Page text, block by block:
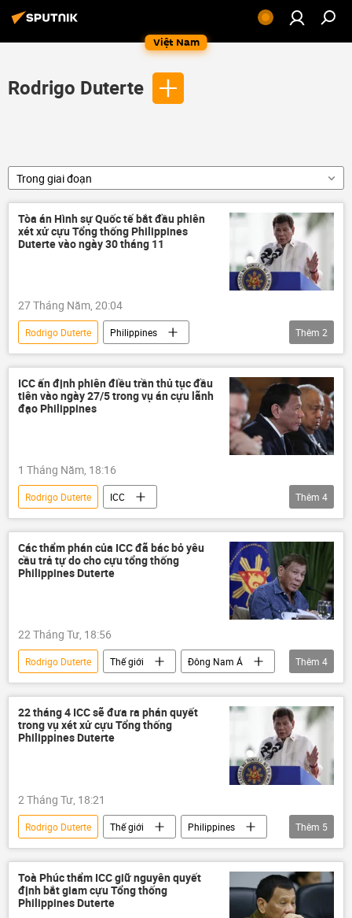
Việt Nam
Rodrigo Duterte
Trong giai đoạn
Tòa án Hình sự Quốc tế bắt đầu phiên
xét xử cựu Tổng thống Philippines
Duterte vào ngày 30 tháng 11
27 Tháng Năm, 20:04
Rodrigo Duterte
Philippines
Tòa án Hình sự Quốc tế (ICC)
Thế giới
Thêm 2
ICC ấn định phiên điều trần thủ tục đầu
tiên vào ngày 27/5 trong vụ án cựu lãnh
đạo Philippines
1 Tháng Năm, 18:16
Rodrigo Duterte
ICC
Tòa án Hình sự Quốc tế (ICC)
Philippines
Thế giới
Chính trị
Thêm 4
Các thẩm phán của ICC đã bác bỏ yêu
cầu trả tự do cho cựu tổng thống
Philippines Duterte
22 Tháng Tư, 18:56
Rodrigo Duterte Thế giới
Đông Nam Á
Philippines
Tòa án Hình sự Quốc tế (ICC)
ICC
Chính trị
Thêm 4
22 tháng 4 ICC sẽ đưa ra phán quyết
trong vụ xét xử cựu Tổng thống
Philippines Duterte
2 Tháng Tư, 18:21
Rodrigo Duterte Thế giới
Philippines
Chính trị
ICC
Tòa án Hình sự Quốc tế (ICC)
xét xử
Pháp luật
Thêm 5
Toà Phúc thẩm ICC giữ nguyên quyết
định bắt giam cựu Tổng thống
Philippines Duterte